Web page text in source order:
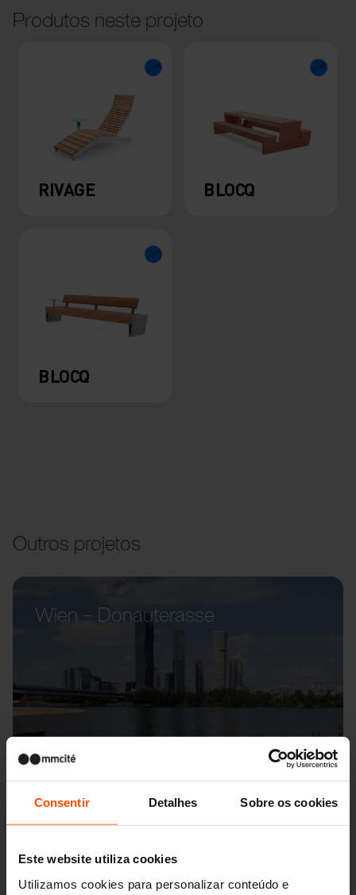
Consentir Detalhes Sobre os cookies
Este website utiliza cookies
Utilizamos cookies para personalizar conteúdo e
Produtos neste projeto
RIVAGE BLOCQ
BLOCQ
Outros projetos
Wien – Donauterasse